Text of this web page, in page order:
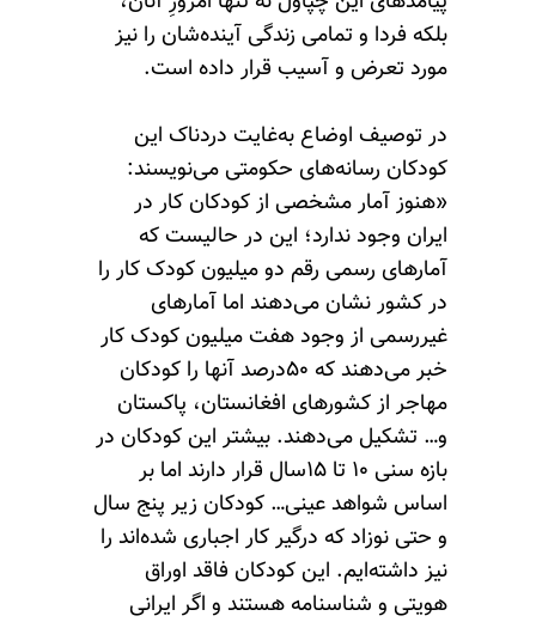
بلکه فردا و تمامی زندگی ‏آینده‌شان را نیز
مورد تعرض و آسیب قرار داده است.
در توصیف اوضاع به‌غایت دردناک این
کودکان رسانه‌های حکومتی می‌نویسند:
«هنوز آمار مشخصی از کودکان کار در
ایران وجود ندارد؛ این در حالیست که
آمارهای رسمی رقم دو میلیون کودک کار را
در کشور نشان می‌دهند اما آمارهای
غیررسمی از وجود هفت میلیون کودک کار
خبر می‌دهند که ۵۰درصد آنها را کودکان
مهاجر از کشورهای افغانستان، پاکستان
و… تشکیل می‌دهند. بیشتر این کودکان در
بازه سنی ۱۰ تا ۱۵سال قرار دارند اما بر
اساس شواهد عینی… کودکان زیر پنج سال
و حتی نوزاد که درگیر کار اجباری شده‌اند را
نیز داشته‌ایم. این کودکان فاقد اوراق
هویتی و شناسنامه هستند و اگر ایرانی